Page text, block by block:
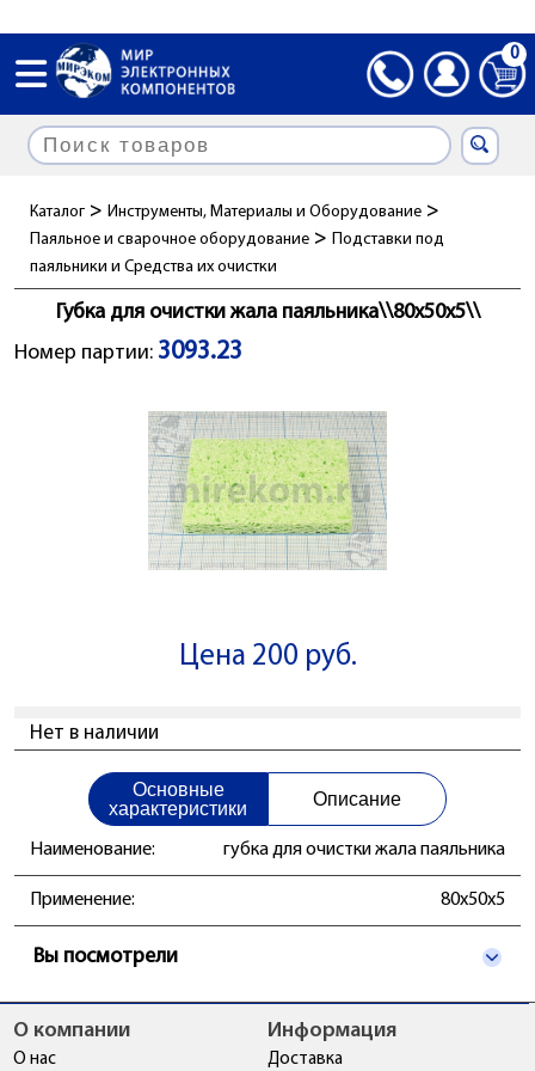
0
Каталог > Инструменты, Материалы и Оборудование >
Паяльное и сварочное оборудование > Подставки под
паяльники и Cредства их очистки
Губка для очистки жала паяльника\\80x50x5\\
Номер партии: 3093.23
Цена 200 руб.
Нет в наличии
Основные
характеристики
Описание
Наименование: губка для очистки жала паяльника
Применение: 80x50x5
Вы посмотрели
О компании
О нас
Информация
Доставка